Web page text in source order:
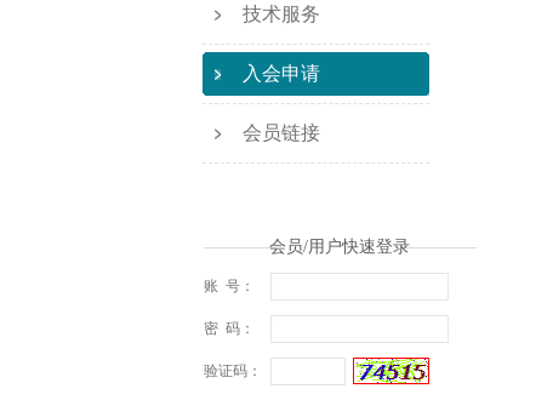
技术服务
入会申请
会员链接
会员/用户快速登录
账 号：
密 码：
验证码：